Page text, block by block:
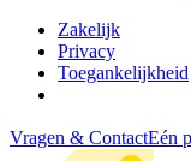
Zakelijk
Privacy
Toegankelijkheid
Vragen & ContactEén